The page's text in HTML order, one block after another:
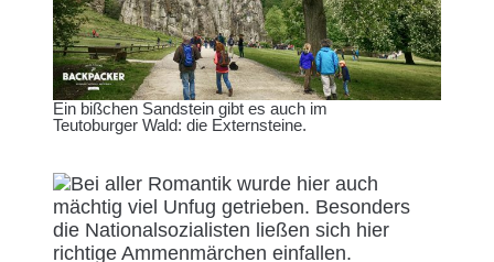
Ein bißchen Sandstein gibt es auch im
Teutoburger Wald: die Externsteine.